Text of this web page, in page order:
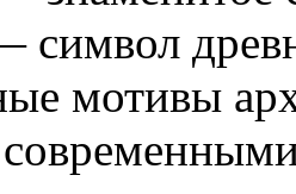
мотивы